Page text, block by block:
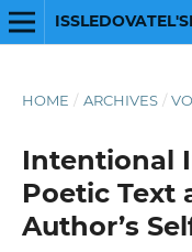
HOME / ARCHIVES /
Intentional
Poetic Text
Author’s